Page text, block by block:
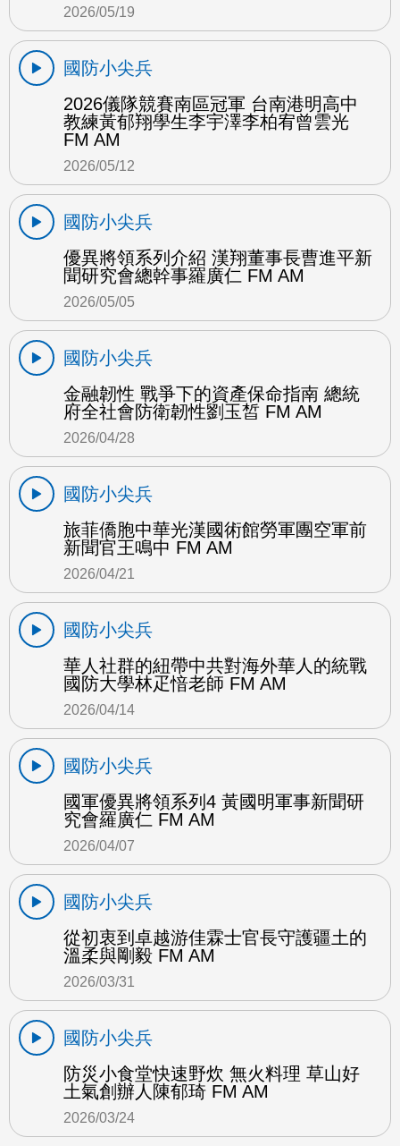
2026/05/19
國防小尖兵
2026儀隊競賽南區冠軍 台南港明高中
教練黃郁翔學生李宇澤李柏宥曾雲光
FM AM
2026/05/12
國防小尖兵
優異將領系列介紹 漢翔董事長曹進平新
聞研究會總幹事羅廣仁 FM AM
2026/05/05
國防小尖兵
金融韌性 戰爭下的資產保命指南 總統
府全社會防衛韌性劉玉皙 FM AM
2026/04/28
國防小尖兵
旅菲僑胞中華光漢國術館勞軍團空軍前
新聞官王鳴中 FM AM
2026/04/21
國防小尖兵
華人社群的紐帶中共對海外華人的統戰
國防大學林疋愔老師 FM AM
2026/04/14
國防小尖兵
國軍優異將領系列4 黃國明軍事新聞研
究會羅廣仁 FM AM
2026/04/07
國防小尖兵
從初衷到卓越游佳霖士官長守護疆土的
溫柔與剛毅 FM AM
2026/03/31
國防小尖兵
防災小食堂快速野炊 無火料理 草山好
土氣創辦人陳郁琦 FM AM
2026/03/24